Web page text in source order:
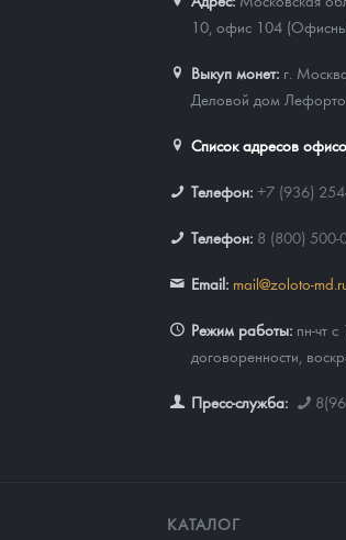
10, офис 104
Выкуп монет: г.
Деловой дом
Список адресов
Телефон: +7 (936)
Телефон: 8 (800) 500-
Email: mail@zoloto-
Режим работы: пн-чт
договоренности,
Пресс-служба:
КАТАЛОГ